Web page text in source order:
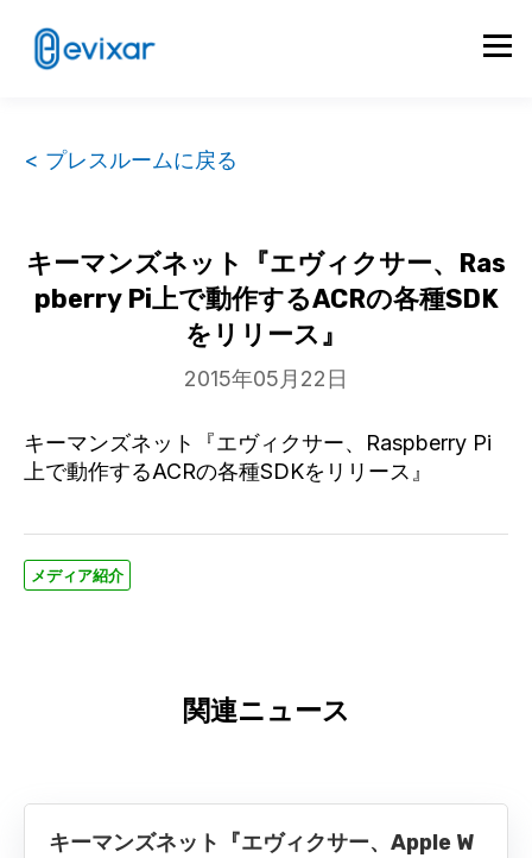
< プレスルームに戻る
キーマンズネット『エヴィクサー、Ras
pberry Pi上で動作するACRの各種SDK
をリリース』
2015年05月22日
キーマンズネット『エヴィクサー、Raspberry Pi
上で動作するACRの各種SDKをリリース』
メディア紹介
関連ニュース
キーマンズネット『エヴィクサー、Apple W